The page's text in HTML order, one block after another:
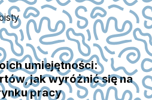
umiejętności:
jak wyróżnić się na
pracy